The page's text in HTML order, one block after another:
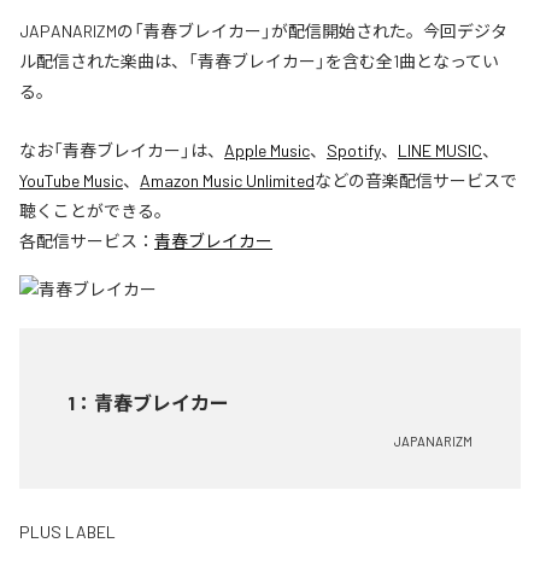
JAPANARIZMの「青春ブレイカー」が配信開始された。今回デジタ
ル配信された楽曲は、「青春ブレイカー」を含む全1曲となってい
る。
なお「青春ブレイカー 」は、 Apple Music、 Spotify、 LINE MUSIC、
YouTube Music、 Amazon Music Unlimitedなどの音楽配信サービスで
聴くことができる。
各配信サービス： 青春ブレイカー
1 ： 青春ブレイカー
JAPANARIZM
PLUS LABEL